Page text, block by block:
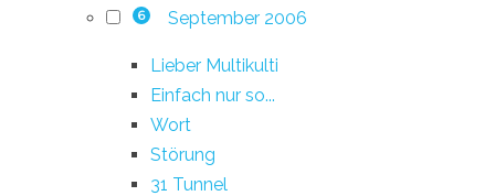
6 September 2006
Lieber Multikulti
Einfach nur so...
Wort
Störung
31 Tunnel